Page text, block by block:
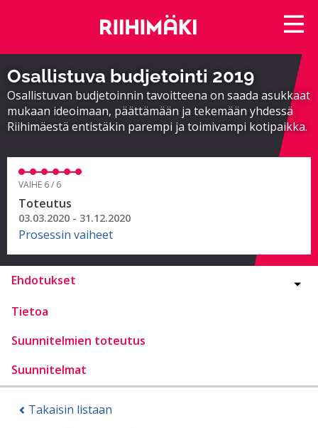
Osallistuva budjetointi 2019
Osallistuvan budjetoinnin tavoitteena on saada asukkaat
mukaan ideoimaan, päättämään ja tekemään yhdessä
Riihimäestä entistäkin parempi ja toimivampi kotipaikka.
VAIHE 6 / 6
Toteutus
03.03.2020 - 31.12.2020
Prosessin vaiheet
Ehdotukset
Tietoa
Suunnitelmien toteutus
Suunnitelmat
Takaisin listaan